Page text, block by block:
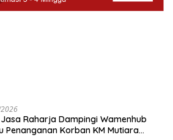
Raharja Dampingi Wamenhub
Penanganan Korban KM Mutiara